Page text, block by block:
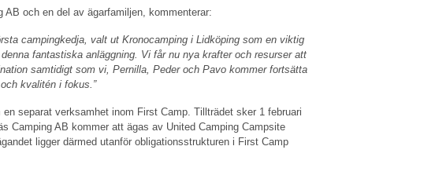
AB och en del av ägarfamiljen, kommenterar:
campingkedja, valt ut Kronocamping i Lidköping som en viktig
fantastiska anläggning. Vi får nu nya krafter och resurser att
samtidigt som vi, Pernilla, Peder och Pavo kommer fortsätta
kvalitén i fokus.”
separat verksamhet inom First Camp. Tillträdet sker 1 februari
Camping AB kommer att ägas av United Camping Campsite
ligger därmed utanför obligationsstrukturen i First Camp